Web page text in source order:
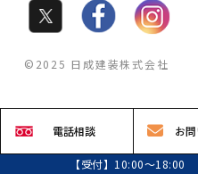
電話相談 お
【受付】10:00～
©2025 日成建装株式会社